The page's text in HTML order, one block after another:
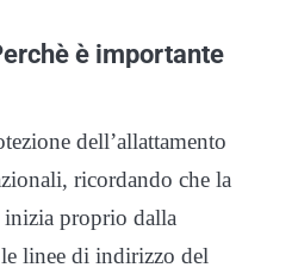
è importante
dell’allattamento
ricordando che la
inizia proprio dalla
linee di indirizzo del